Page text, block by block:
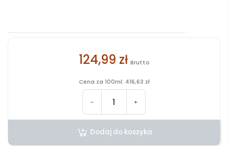
124,99 zł Brutto
Cena za 100ml: 416,63 zł
- +
Dodaj do koszyka